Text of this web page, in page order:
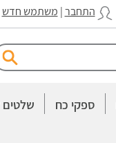
נגישות
אתר
המרכזי
התחבר| משתמש חדש
ספקי כח שלטים